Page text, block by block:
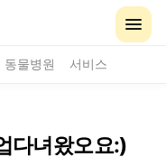
동물병원 서비스
다녀왔오요:)